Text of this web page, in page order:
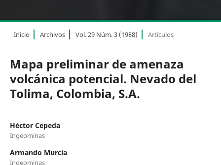
Inicio Archivos Vol. 29 Núm. 3 (1988) Artículos
Mapa preliminar de amenaza
volcánica potencial. Nevado del
Tolima, Colombia, S.A.
Héctor Cepeda
Ingeominas
Armando Murcia
Ingeominas